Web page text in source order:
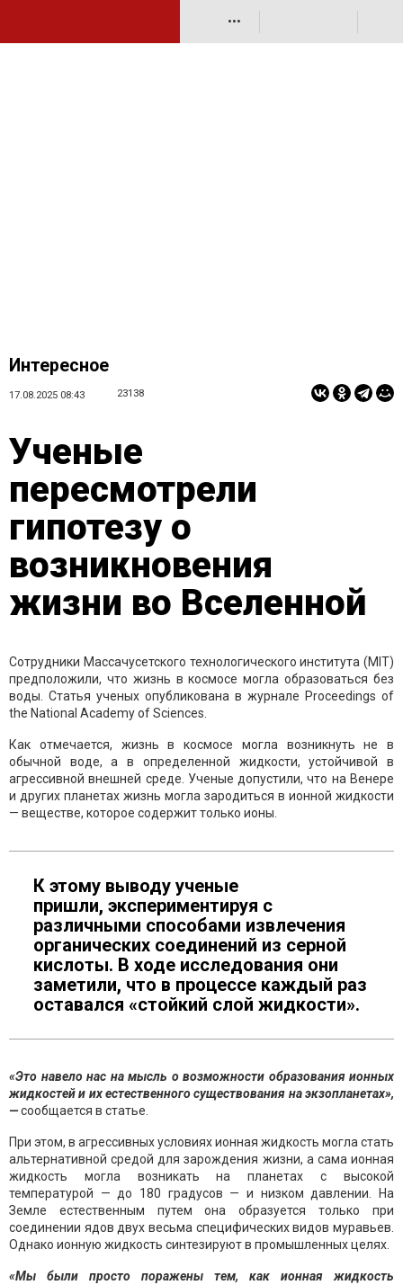
•••
Интересное
17.08.2025 08:43 23138
Ученые
пересмотрели
гипотезу о
возникновения
жизни во Вселенной
Сотрудники Массачусетского технологического института (MIT)
предположили, что жизнь в космосе могла образоваться без
воды. Статья ученых опубликована в журнале Proceedings of
the National Academy of Sciences.
Как отмечается, жизнь в космосе могла возникнуть не в
обычной воде, а в определенной жидкости, устойчивой в
агрессивной внешней среде. Ученые допустили, что на Венере
и других планетах жизнь могла зародиться в ионной жидкости
— веществе, которое содержит только ионы.
К этому выводу ученые
пришли, экспериментируя с
различными способами извлечения
органических соединений из серной
кислоты. В ходе исследования они
заметили, что в процессе каждый раз
оставался «стойкий слой жидкости».
«Это навело нас на мысль о возможности образования ионных
жидкостей и их естественного существования на экзопланетах»,
—сообщается в статье.
При этом, в агрессивных условиях ионная жидкость могла стать
альтернативной средой для зарождения жизни, а сама ионная
жидкость могла возникать на планетах с высокой
температурой — до 180 градусов — и низком давлении. На
Земле естественным путем она образуется только при
соединении ядов двух весьма специфических видов муравьев.
Однако ионную жидкость синтезируют в промышленных целях.
«Мы были просто поражены тем, как ионная жидкость